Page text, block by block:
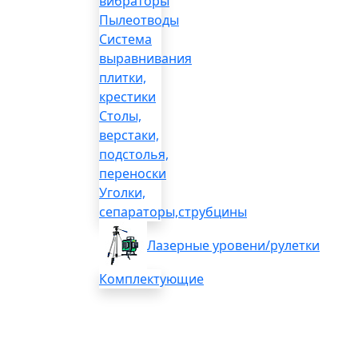
Пылеотводы
Система
выравнивания
плитки,
крестики
Столы,
верстаки,
подстолья,
переноски
Уголки,
сепараторы,струбцины
Лазерные уровени/рулетки
Комплектующие